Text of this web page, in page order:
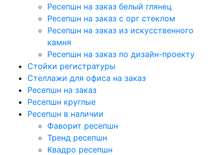
Ресепшн на заказ белый глянец
Ресепшн на заказ с орг стеклом
Ресепшн на заказ из искусственного
камня
Ресепшн на заказ по дизайн-проекту
Стойки регистратуры
Стеллажи для офиса на заказ
Ресепшн на заказ
Ресепшн круглые
Ресепшн в наличии
Фаворит ресепшн
Тренд ресепшн
Квадро ресепшн